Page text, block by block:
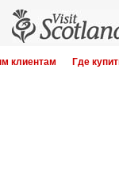
клиентам Где